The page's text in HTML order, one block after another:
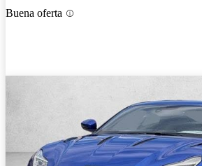
Buena oferta